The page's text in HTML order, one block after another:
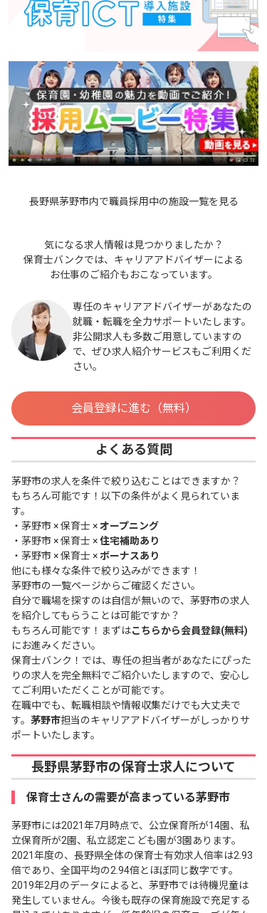
長野県茅野市内で職員採用中の施設一覧を見る
気になる求人情報は見つかりましたか？
保育士バンクでは、キャリアアドバイザーによる
お仕事のご紹介もおこなっています。
専任のキャリアアドバイザーがあなたの
就職・転職を全力サポートいたします。
非公開求人も多数ご用意していますの
で、ぜひ求人紹介サービスもご利用くだ
さい。
会員登録に進む（無料）
よくある質問
茅野市の求人を条件で絞り込むことはできますか？
もちろん可能です！以下の条件がよく見られていま
す。
・ 茅野市 × 保育士 ×オープニング
・ 茅野市 × 保育士 ×住宅補助あり
・ 茅野市 × 保育士 ×ボーナスあり
他にも様々な条件で絞り込みができます！
茅野市の一覧ページからご確認ください。
自分で職場を探すのは自信が無いので、茅野市の求人
を紹介してもらうことは可能ですか？
もちろん可能です！まずはこちらから会員登録(無料)
にお進みください。
保育士バンク！では、専任の担当者があなたにぴった
りの求人を完全無料でご紹介いたしますので、安心し
てご利用いただくことが可能です。
在職中でも、転職相談や情報収集だけでも大丈夫で
す。 茅野市担当のキャリアアドバイザーがしっかりサ
ポートいたします。
長野県茅野市の保育士求人について
保育士さんの需要が高まっている茅野市
茅野市には2021年7月時点で、公立保育所が14園、私
立保育所が2園、私立認定こども園が3園あります。
2021年度の、長野県全体の保育士有効求人倍率は2.93
倍であり、全国平均の2.94倍とほぼ同じ数字です。
2019年2月のデータによると、茅野市では待機児童は
発生していません。今後も既存の保育施設で充足する